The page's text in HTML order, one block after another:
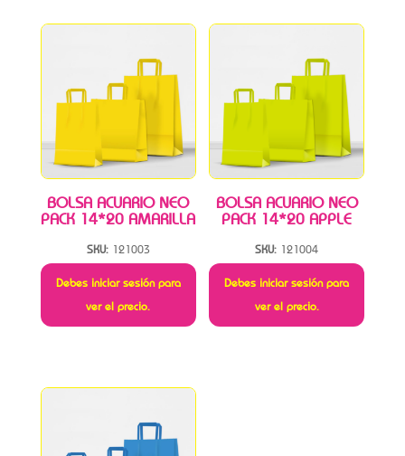
BOLSA ACUARIO NEO
PACK 14*20 AMARILLA
SKU: 121003
Debes iniciar sesión para
ver el precio.
BOLSA ACUARIO NEO
PACK 14*20 APPLE
SKU: 121004
Debes iniciar sesión para
ver el precio.